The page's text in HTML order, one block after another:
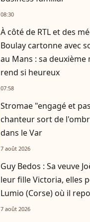
08:30
À côté de RTL et des
Boulay cartonne avec
au Mans : sa deuxième
rend si heureux
07:58
Stromae "engagé et
chanteur sort de
dans le Var
7 août 2026
Guy Bedos : Sa veuve
leur fille Victoria, elles
Lumio (Corse) où il
7 août 2026